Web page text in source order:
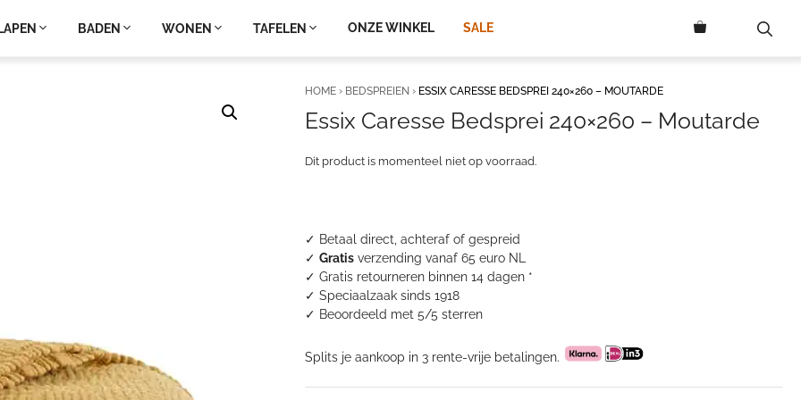
BADEN WONEN TAFELEN ONZE WINKEL SALE
✓ Betaal direct, achteraf of gespreid
✓Gratis verzending vanaf 65 euro NL
✓ Gratis retourneren binnen 14 dagen *
✓ Speciaalzaak sinds 1918
✓ Beoordeeld met 5/5 sterren
Splits je aankoop in 3 rente-vrije betalingen.
HOME › BEDSPREIEN › ESSIX CARESSE BEDSPREI 240×260 – MOUTARDE
Essix Caresse Bedsprei 240×260 – Moutarde
Dit product is momenteel niet op voorraad.